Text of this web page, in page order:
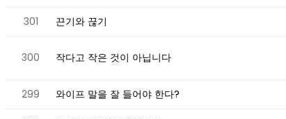
301 끈기와 끊기
300 작다고 작은 것이 아닙니다
299 와이프 말을 잘 들어야 한다?